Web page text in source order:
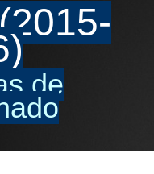
(2015-
de